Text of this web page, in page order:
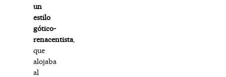
un
estilo
gótico-
renacentista,
que
alojaba
al